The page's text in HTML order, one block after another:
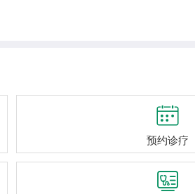

预约诊疗
